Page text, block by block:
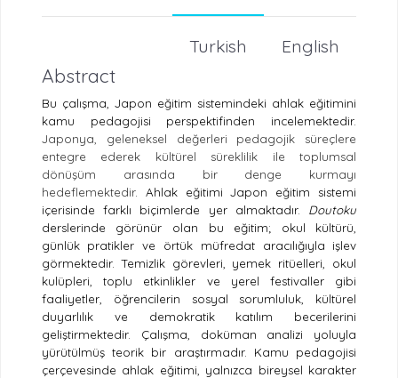
English
Turkish
Abstract
Bu çalışma, Japon eğitim sistemindeki ahlak eğitimini
kamu pedagojisi perspektifinden incelemektedir.
Japonya, geleneksel değerleri pedagojik süreçlere
entegre ederek kültürel süreklilik ile toplumsal
dönüşüm arasında bir denge kurmayı
hedeflemektedir. Ahlak eğitimi Japon eğitim sistemi
içerisinde farklı biçimlerde yer almaktadır. Doutoku
derslerinde görünür olan bu eğitim; okul kültürü,
günlük pratikler ve örtük müfredat aracılığıyla işlev
görmektedir. Temizlik görevleri, yemek ritüelleri, okul
kulüpleri, toplu etkinlikler ve yerel festivaller gibi
faaliyetler, öğrencilerin sosyal sorumluluk, kültürel
duyarlılık ve demokratik katılım becerilerini
geliştirmektedir. Çalışma, doküman analizi yoluyla
yürütülmüş teorik bir araştırmadır. Kamu pedagojisi
çerçevesinde ahlak eğitimi, yalnızca bireysel karakter